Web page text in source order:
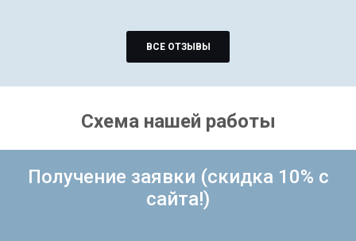
ВСЕ ОТЗЫВЫ
Схема нашей работы
Получение заявки (скидка 10% с
сайта!)